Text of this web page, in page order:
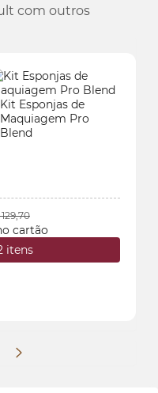
com outros
Kit Esponjas de
Maquiagem Pro
Blend
cartão
itens